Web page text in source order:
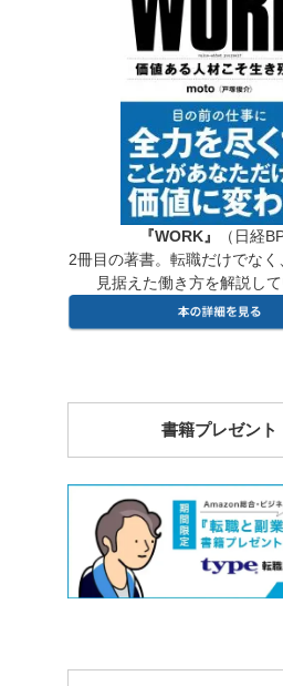
『WORK』
（日経BP
2冊目の著書。転職だけでなく
見据えた働き方を解説して
書籍プレゼント